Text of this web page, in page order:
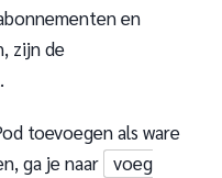
en
zijn de
toevoegen als ware
ga je naar voeg